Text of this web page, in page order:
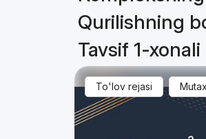
Qurilishning
Tavsif 1-
To'lov rejasi